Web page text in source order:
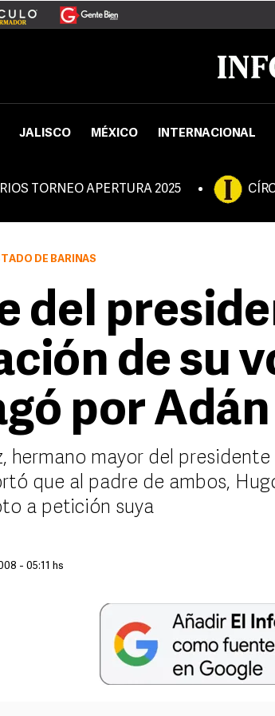
JALISCO MÉXICO INTERNACIONAL
TORNEO APERTURA 2025
DE BARINAS
del
de su
por Adán
hermano mayor del presidente
que al padre de ambos,
a petición suya
- 05:11 hs